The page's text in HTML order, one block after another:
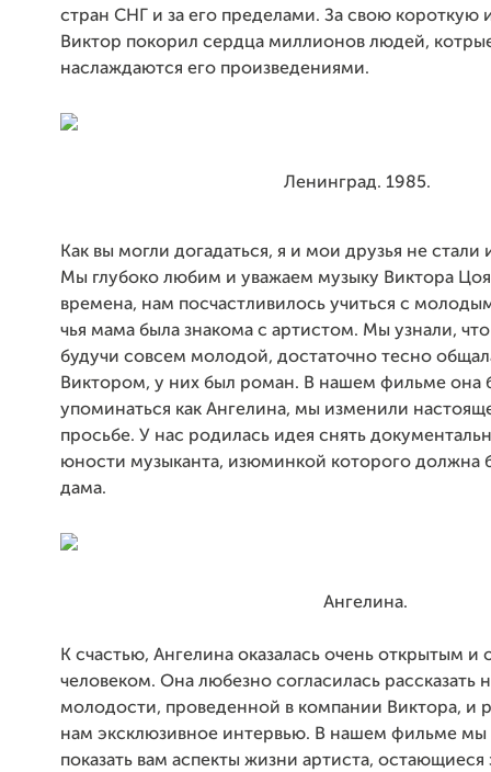
стран СНГ и за его пределами. За свою короткую
Виктор покорил сердца миллионов людей,
наслаждаются его произведениями.
Ленинград. 1985.
Как вы могли догадаться, я и мои друзья не
Мы глубоко любим и уважаем музыку Виктора
времена, нам посчастливилось учиться с
чья мама была знакома с артистом. Мы узнали,
будучи совсем молодой, достаточно тесно
Виктором, у них был роман. В нашем фильме она
упоминаться как Ангелина, мы изменили
просьбе. У нас родилась идея снять
юности музыканта, изюминкой которого должна
дама.
Ангелина.
К счастью, Ангелина оказалась очень открытым и
человеком. Она любезно согласилась рассказать
молодости, проведенной в компании Виктора, и
нам эксклюзивное интервью. В нашем фильме мы
показать вам аспекты жизни артиста, остающиеся